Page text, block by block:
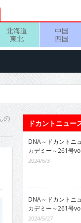
北海道
東北
中国
四国
の
ドカントニュー
DNA～ドカントニ
カデミー～261号
2024/6/3
DNA～ドカントニ
カデミー～261号
2024/5/27